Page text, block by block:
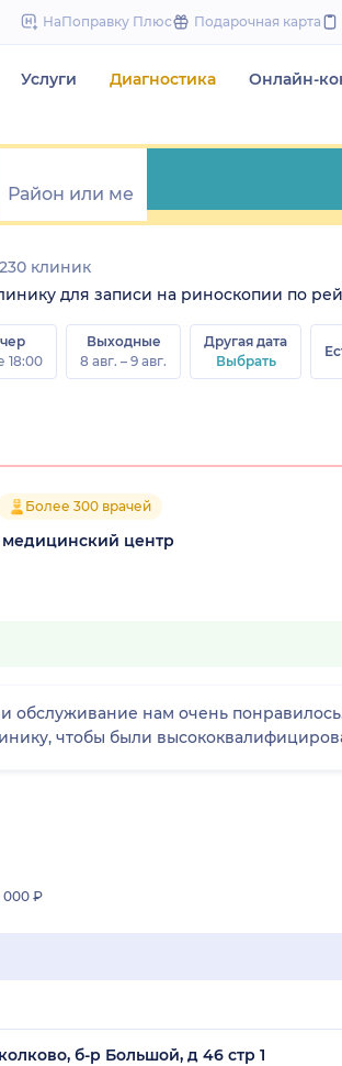
to
НаПоправку Плюс Подарочная карта
Услуги Диагностика Онлайн-
230 клиник
для записи на риноскопии по
18:00
Выходные
8 авг. – 9 авг.
Другая дата
Выбрать
Более 300 врачей
медицинский центр
обслуживание нам очень
чтобы были
000 ₽
б-р Большой, д 46 стр 1